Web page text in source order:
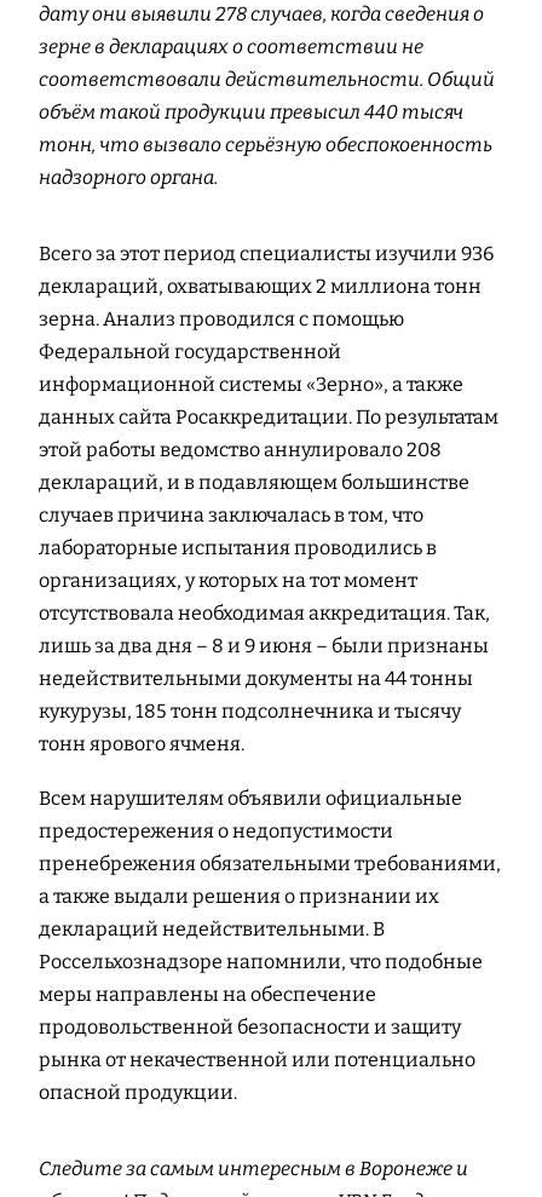
дату они выявили 278 случаев, когда сведения о
зерне в декларациях о соответствии не
соответствовали действительности. Общий
объём такой продукции превысил 440 тысяч
тонн, что вызвало серьёзную обеспокоенность
надзорного органа.
Всего за этот период специалисты изучили 936
деклараций, охватывающих 2 миллиона тонн
зерна. Анализ проводился с помощью
Федеральной государственной
информационной системы «Зерно», а также
данных сайта Росаккредитации. По результатам
этой работы ведомство аннулировало 208
деклараций, и в подавляющем большинстве
случаев причина заключалась в том, что
лабораторные испытания проводились в
организациях, у которых на тот момент
отсутствовала необходимая аккредитация. Так,
лишь за два дня – 8 и 9 июня – были признаны
недействительными документы на 44 тонны
кукурузы, 185 тонн подсолнечника и тысячу
тонн ярового ячменя.
Всем нарушителям объявили официальные
предостережения о недопустимости
пренебрежения обязательными требованиями,
а также выдали решения о признании их
деклараций недействительными. В
Россельхознадзоре напомнили, что подобные
меры направлены на обеспечение
продовольственной безопасности и защиту
рынка от некачественной или потенциально
опасной продукции.
Следите за самым интересным в Воронеже и